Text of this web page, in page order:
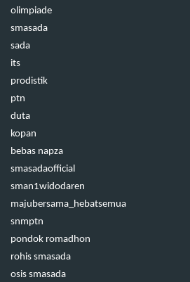
olimpiade
smasada
sada
its
prodistik
ptn
duta
kopan
bebas napza
smasadaofficial
sman1widodaren
majubersama_hebatsemua
snmptn
pondok romadhon
rohis smasada
osis smasada